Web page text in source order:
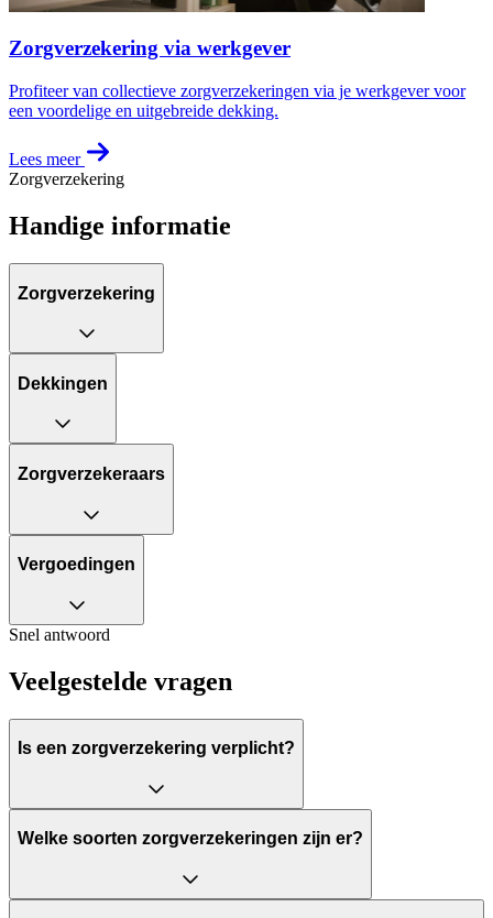
Zorgverzekering via werkgever
Profiteer van collectieve zorgverzekeringen via je werkgever voor
een voordelige en uitgebreide dekking.
Lees meer
Zorgverzekering
Handige informatie
Zorgverzekering
Dekkingen
Zorgverzekeraars
Vergoedingen
Snel antwoord
Veelgestelde vragen
Is een zorgverzekering verplicht?
Welke soorten zorgverzekeringen zijn er?